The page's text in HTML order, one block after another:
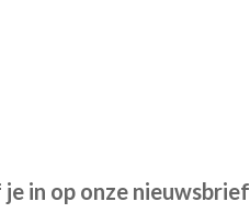
in op onze nieuwsbrief